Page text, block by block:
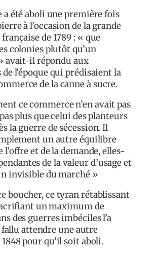
a été aboli une première fois
à l’occasion de la grande
de 1789 : « que
colonies plutôt qu’un
avait-il répondu aux
l’époque qui prédisaient la
de la canne à sucre.
ce commerce n’en avait pas
plus que celui des planteurs
la guerre de sécession. Il
un autre équilibre
et de la demande, elles-
de la valeur d’usage et
invisible du marché »
boucher, ce tyran rétablissant
un maximum de
des guerres imbéciles l’a
attendre une autre
pour qu’il soit aboli.